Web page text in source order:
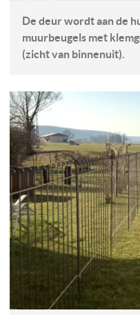
De deur wordt aan de
muurbeugels met
(zicht van binnenuit).